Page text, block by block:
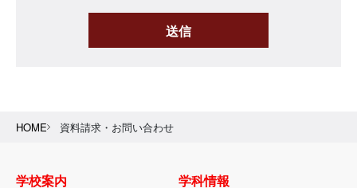
HOME 資料請求・お問い合わせ
学校案内 学科情報